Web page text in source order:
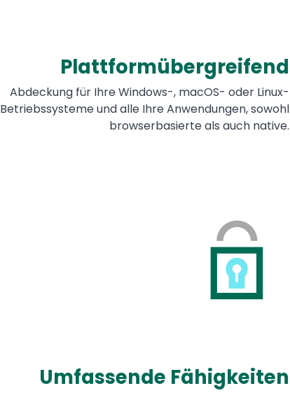
Plattformübergreifend
Abdeckung für Ihre Windows-, macOS- oder Linux-
Betriebssysteme und alle Ihre Anwendungen, sowohl
browserbasierte als auch native.
Umfassende Fähigkeiten